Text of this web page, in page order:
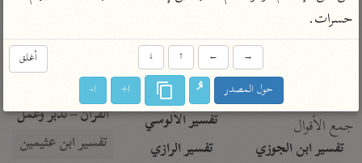
تفسير ابن كثير
تفسير القرطبي
جمع الأقوال
تفسير ابن الجوزي
تفسير ابن جزي
موسوعات
تفسير الآلوسي
تفسير الرازي
تفسير السعدي
أيسر التفاسير
القرآن – تدبر وعمل
تفسير ابن عثيمين
حسرات.
أغلق →
←
↑
↓
حول المصدر ا+ ا-